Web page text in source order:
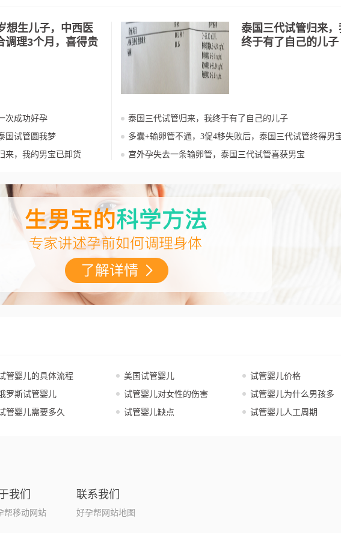
想生儿子，中西医
调理3个月，喜得贵
次成功好孕
国试管圆我梦
来，我的男宝已卸货
泰国三代试管归来，
终于有了自己的儿子
泰国三代试管归来，我终于有了自己的儿子
多囊+输卵管不通，3促4移失败后，泰国三代试管终得男
宫外孕失去一条输卵管，泰国三代试管喜获男宝
管婴儿的具体流程 美国试管婴儿
试管婴儿价格
罗斯试管婴儿 试管婴儿对女性的伤害
试管婴儿为什么男孩多
管婴儿需要多久 试管婴儿缺点 试管婴儿人工周期
我们
帮移动网站
联系我们
好孕帮网站地图